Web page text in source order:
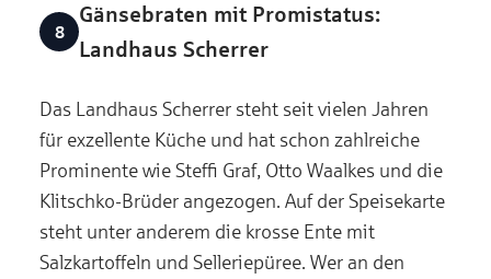
Gänsebraten mit Promistatus:
Landhaus Scherrer
Das Landhaus Scherrer steht seit vielen Jahren
für exzellente Küche und hat schon zahlreiche
Prominente wie Steffi Graf, Otto Waalkes und die
Klitschko-Brüder angezogen. Auf der Speisekarte
steht unter anderem die krosse Ente mit
Salzkartoffeln und Selleriepüree. Wer an den